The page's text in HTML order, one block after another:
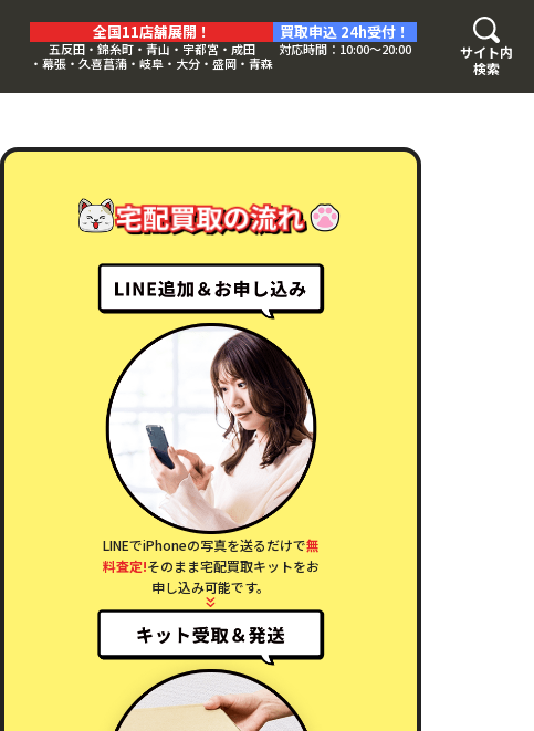
全国11店舗展開！
五反田・錦糸町・青山・宇都宮・成田
・幕張・久喜菖蒲・岐阜・大分・盛岡・青森
買取申込 24h受付！
対応時間：10:00〜20:00
サイト内
検索
LINEでiPhoneの写真を送るだけで無
料査定!そのまま宅配買取キットをお
申し込み可能です。